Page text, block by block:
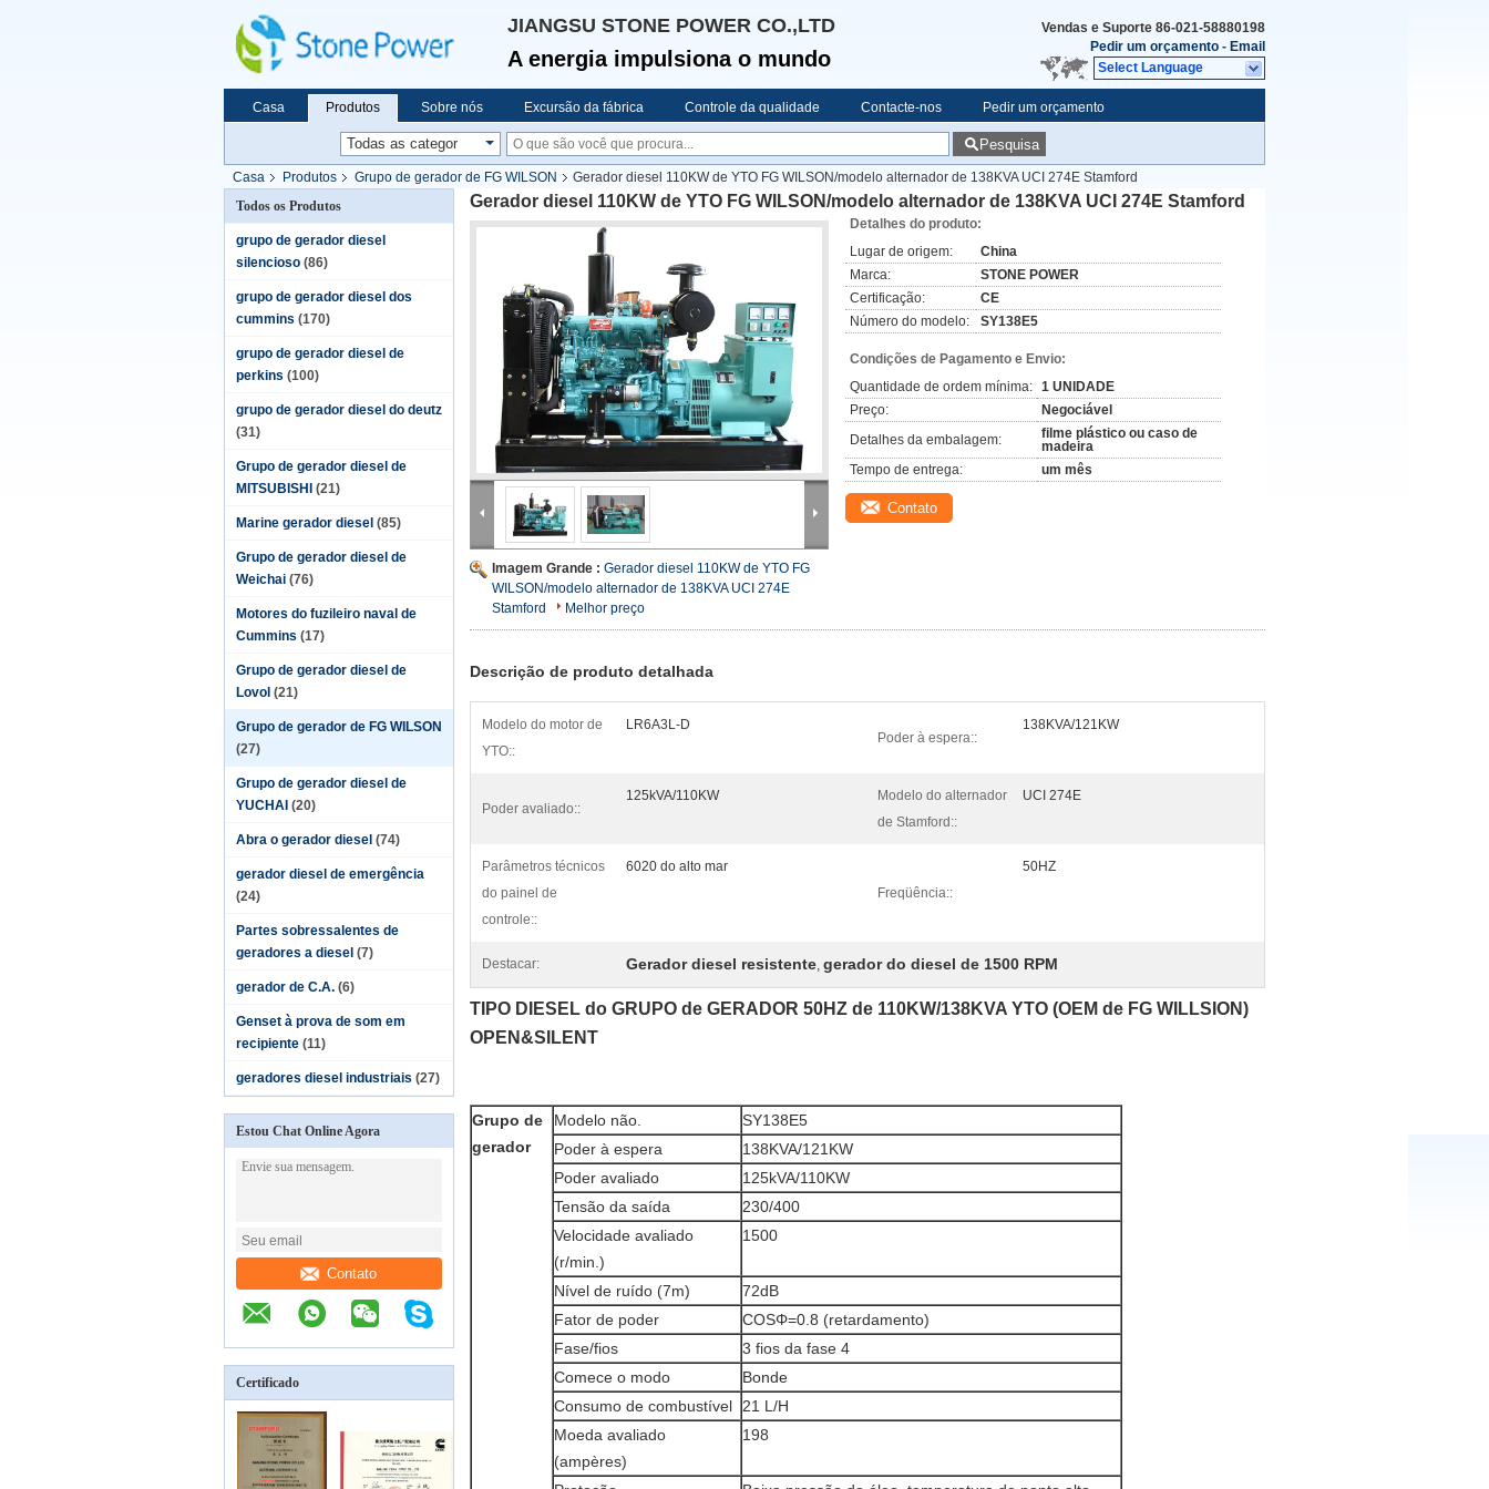
JIANGSU STONE POWER CO.,LTD
A energia impulsiona o mundo
Vendas e Suporte 86-021-58880198
Pedir um orçamento - Email
Select Language
Casa Produtos Sobre nós Excursão da fábrica Controle da qualidade Contacte-nos Pedir um orçamento
Pesquisa
Casa Produtos Grupo de gerador de FG WILSON
Gerador diesel 110KW de YTO FG WILSON/modelo alternador de 138KVA UCI 274E Stamford
Todos os Produtos
grupo de gerador diesel
silencioso (86)
grupo de gerador diesel dos
cummins (170)
grupo de gerador diesel de
perkins (100)
grupo de gerador diesel do deutz
(31)
Grupo de gerador diesel de
MITSUBISHI (21)
Marine gerador diesel (85)
Grupo de gerador diesel de
Weichai (76)
Motores do fuzileiro naval de
Cummins (17)
Grupo de gerador diesel de
Lovol (21)
Grupo de gerador de FG WILSON
(27)
Grupo de gerador diesel de
YUCHAI (20)
Abra o gerador diesel (74)
gerador diesel de emergência
(24)
Partes sobressalentes de
geradores a diesel (7)
gerador de C.A. (6)
Genset à prova de som em
recipiente (11)
geradores diesel industriais (27)
Estou Chat Online Agora
Contato
Certificado
Gerador diesel 110KW de YTO FG WILSON/modelo alternador de 138KVA UCI 274E Stamford
Imagem Grande : Gerador diesel 110KW de YTO FG
WILSON/modelo alternador de 138KVA UCI 274E
Stamford
Melhor preço
Detalhes do produto:
Lugar de origem:
China
Marca:
STONE POWER
Certificação:
CE
Número do modelo:
SY138E5
Condições de Pagamento e Envio:
Quantidade de ordem mínima: 1 UNIDADE
Preço:
Negociável
Detalhes da embalagem:
filme plástico ou caso de
madeira
Tempo de entrega:
um mês
Contato
Descrição de produto detalhada
Modelo do motor de
YTO::
LR6A3L-D
Poder à espera::
138KVA/121KW
Poder avaliado::
125kVA/110KW
Modelo do alternador
de Stamford::
UCI 274E
Parâmetros técnicos
do painel de
controle::
6020 do alto mar
Freqüência::
50HZ
Destacar: Gerador diesel resistente, gerador do diesel de 1500 RPM
TIPO DIESEL do GRUPO de GERADOR 50HZ de 110KW/138KVA YTO (OEM de FG WILLSION)
OPEN&SILENT
Grupo de
gerador
Modelo não.
SY138E5
Poder à espera
138KVA/121KW
Poder avaliado
125kVA/110KW
Tensão da saída
230/400
Velocidade avaliado
(r/min.)
1500
Nível de ruído (7m)
72dB
Fator de poder
COSΦ=0.8 (retardamento)
Fase/fios
3 fios da fase 4
Comece o modo
Bonde
Consumo de combustível
21 L/H
Moeda avaliado
(ampères)
198